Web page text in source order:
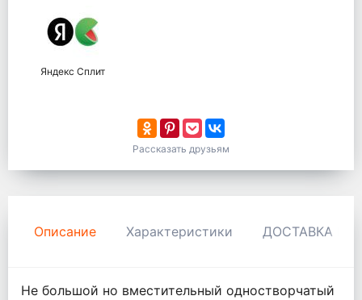
Яндекс Сплит
Рассказать друзьям
Описание Характеристики ДОСТАВКА И
Не большой но вместительный одностворчатый